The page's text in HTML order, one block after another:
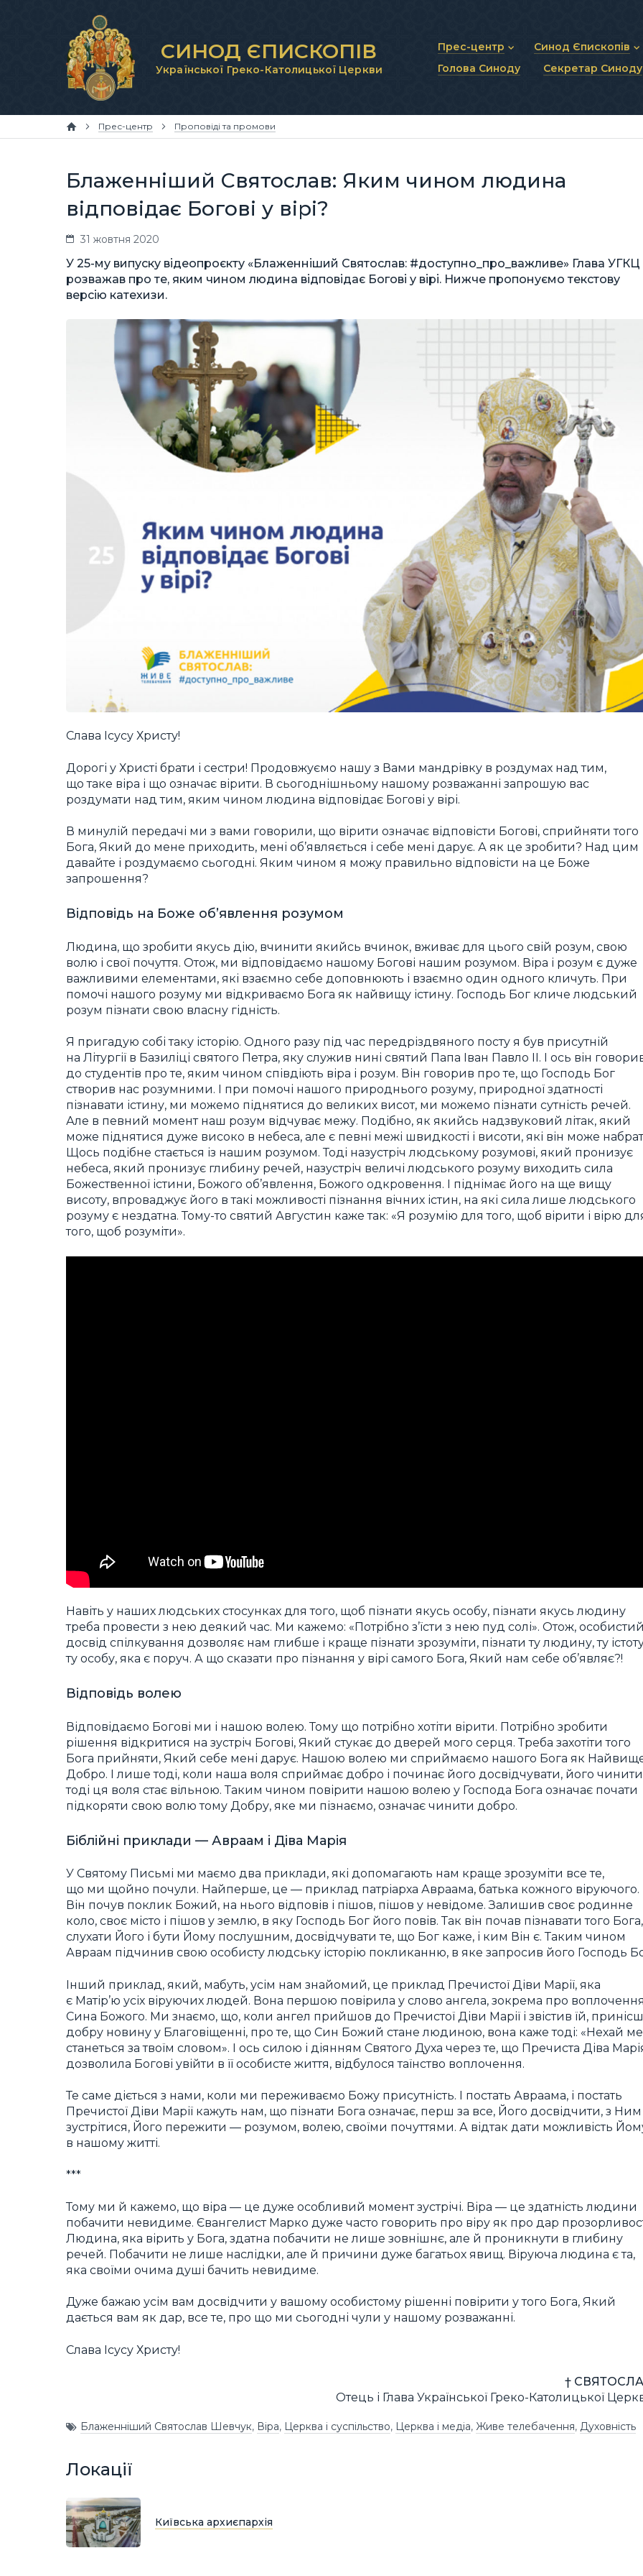
СИНОД ЄПИСКОПІВ
Української Греко-Католицької Церкви
Прес-центр
Новини та анонси
Синод Єпископів
Статут Синоду
Синодальні органи
Голова Синоду Секретар Синоду
Прес-центр Проповіді та промови
Блаженніший Святослав: Яким чином людина
відповідає Богові у вірі?
31 жовтня 2020
У 25-му випуску відеопроєкту «Блаженніший Святослав: #доступно_про_важливе» Глава УГКЦ
розважав про те, яким чином людина відповідає Богові у вірі. Нижче пропонуємо текстову
версію катехизи.
Слава Ісусу Христу!
Дорогі у Христі брати і сестри! Продовжуємо нашу з Вами мандрівку в роздумах над тим,
що таке віра і що означає вірити. В сьогоднішньому нашому розважанні запрошую вас
роздумати над тим, яким чином людина відповідає Богові у вірі.
В минулій передачі ми з вами говорили, що вірити означає відповісти Богові, сприйняти того
Бога, Який до мене приходить, мені об’являється і себе мені дарує. А як це зробити? Над цим
давайте і роздумаємо сьогодні. Яким чином я можу правильно відповісти на це Боже
запрошення?
Відповідь на Боже об’явлення розумом
Людина, що зробити якусь дію, вчинити якийсь вчинок, вживає для цього свій розум, свою
волю і свої почуття. Отож, ми відповідаємо нашому Богові нашим розумом. Віра і розум є дуже
важливими елементами, які взаємно себе доповнюють і взаємно один одного кличуть. При
помочі нашого розуму ми відкриваємо Бога як найвищу істину. Господь Бог кличе людський
розум пізнати свою власну гідність.
Я пригадую собі таку історію. Одного разу під час передріздвяного посту я був присутній
на Літургії в Базиліці святого Петра, яку служив нині святий Папа Іван Павло ІІ. І ось він
до студентів про те, яким чином співдіють віра і розум. Він говорив про те, що Господь Бог
створив нас розумними. І при помочі нашого природнього розуму, природної здатності
пізнавати істину, ми можемо піднятися до великих висот, ми можемо пізнати сутність речей.
Але в певний момент наш розум відчуває межу. Подібно, як якийсь надзвуковий літак, який
може піднятися дуже високо в небеса, але є певні межі швидкості і висоти, які він може
Щось подібне стається із нашим розумом. Тоді назустріч людському розумові, який пронизує
небеса, який пронизує глибину речей, назустріч величі людського розуму виходить сила
Божественної істини, Божого об’явлення, Божого одкровення. І піднімає його на ще вищу
висоту, впроваджує його в такі можливості пізнання вічних істин, на які сила лише людського
розуму є нездатна. Тому-то святий Августин каже так: «Я розумію для того, щоб вірити і вірю
того, щоб розуміти».
Навіть у наших людських стосунках для того, щоб пізнати якусь особу, пізнати якусь людину
треба провести з нею деякий час. Ми кажемо: «Потрібно з’їсти з нею пуд солі». Отож, особистий
досвід спілкування дозволяє нам глибше і краще пізнати зрозуміти, пізнати ту людину, ту
ту особу, яка є поруч. А що сказати про пізнання у вірі самого Бога, Який нам себе об’являє?!
Відповідь волею
Відповідаємо Богові ми і нашою волею. Тому що потрібно хотіти вірити. Потрібно зробити
рішення відкритися на зустріч Богові, Який стукає до дверей мого серця. Треба захотіти того
Бога прийняти, Який себе мені дарує. Нашою волею ми сприймаємо нашого Бога як
Добро. І лише тоді, коли наша воля сприймає добро і починає його досвідчувати, його
тоді ця воля стає вільною. Таким чином повірити нашою волею у Господа Бога означає почати
підкоряти свою волю тому Добру, яке ми пізнаємо, означає чинити добро.
Біблійні приклади — Авраам і Діва Марія
У Святому Письмі ми маємо два приклади, які допомагають нам краще зрозуміти все те,
що ми щойно почули. Найперше, це — приклад патріарха Авраама, батька кожного віруючого.
Він почув поклик Божий, на нього відповів і пішов, пішов у невідоме. Залишив своє родинне
коло, своє місто і пішов у землю, в яку Господь Бог його повів. Так він почав пізнавати того Бога,
слухати Його і бути Йому послушним, досвідчувати те, що Бог каже, і ким Він є. Таким чином
Авраам підчинив свою особисту людську історію покликанню, в яке запросив його Господь
Інший приклад, який, мабуть, усім нам знайомий, це приклад Пречистої Діви Марії, яка
є Матір’ю усіх віруючих людей. Вона першою повірила у слово ангела, зокрема про воплочення
Сина Божого. Ми знаємо, що, коли ангел прийшов до Пречистої Діви Марії і звістив їй,
добру новину у Благовіщенні, про те, що Син Божий стане людиною, вона каже тоді: «Нехай
станеться за твоїм словом». І ось силою і діянням Святого Духа через те, що Пречиста Діва
дозволила Богові увійти в її особисте життя, відбулося таїнство воплочення.
Те саме діється з нами, коли ми переживаємо Божу присутність. І постать Авраама, і постать
Пречистої Діви Марії кажуть нам, що пізнати Бога означає, перш за все, Його досвідчити, з Ним
зустрітися, Його пережити — розумом, волею, своїми почуттями. А відтак дати можливість
в нашому житті.
***
Тому ми й кажемо, що віра — це дуже особливий момент зустрічі. Віра — це здатність людини
побачити невидиме. Євангелист Марко дуже часто говорить про віру як про дар
Людина, яка вірить у Бога, здатна побачити не лише зовнішнє, але й проникнути в глибину
речей. Побачити не лише наслідки, але й причини дуже багатьох явищ. Віруюча людина є та,
яка своїми очима душі бачить невидиме.
Дуже бажаю усім вам досвідчити у вашому особистому рішенні повірити у того Бога, Який
дається вам як дар, все те, про що ми сьогодні чули у нашому розважанні.
Слава Ісусу Христу!
†
Отець і Глава Української Греко-Католицької
Блаженніший Святослав Шевчук, Віра, Церква і суспільство, Церква і медіа, Живе телебачення, Духовність
Локації
Київська архиєпархія